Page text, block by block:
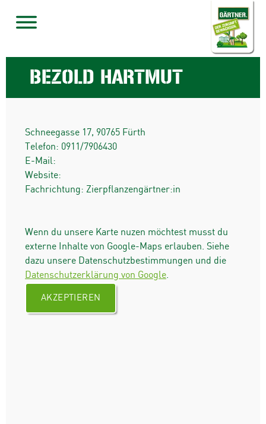
BEZOLD HARTMUT
Schneegasse 17, 90765 Fürth
Telefon: 0911/7906430
E-Mail:
Website:
Fachrichtung: Zierpflanzengärtner:in
Wenn du unsere Karte nuzen möchtest musst du
externe Inhalte von Google-Maps erlauben. Siehe
dazu unsere Datenschutzbestimmungen und die
Datenschutzerklärung von Google.
AKZEPTIEREN